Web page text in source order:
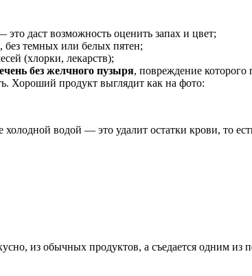
даст возможность оценить запах и цвет;
, без темных или белых пятен;
(хлорки, лекарств);
без желчного пузыря, повреждение которого
Хороший продукт выглядит как на фото:
водой — это удалит остатки крови, то
из обычных продуктов, а съедается одним из